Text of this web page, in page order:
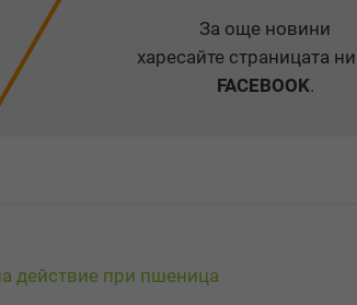
За още новини
харесайте страницата
FACEBOOK.
действие при пшеница